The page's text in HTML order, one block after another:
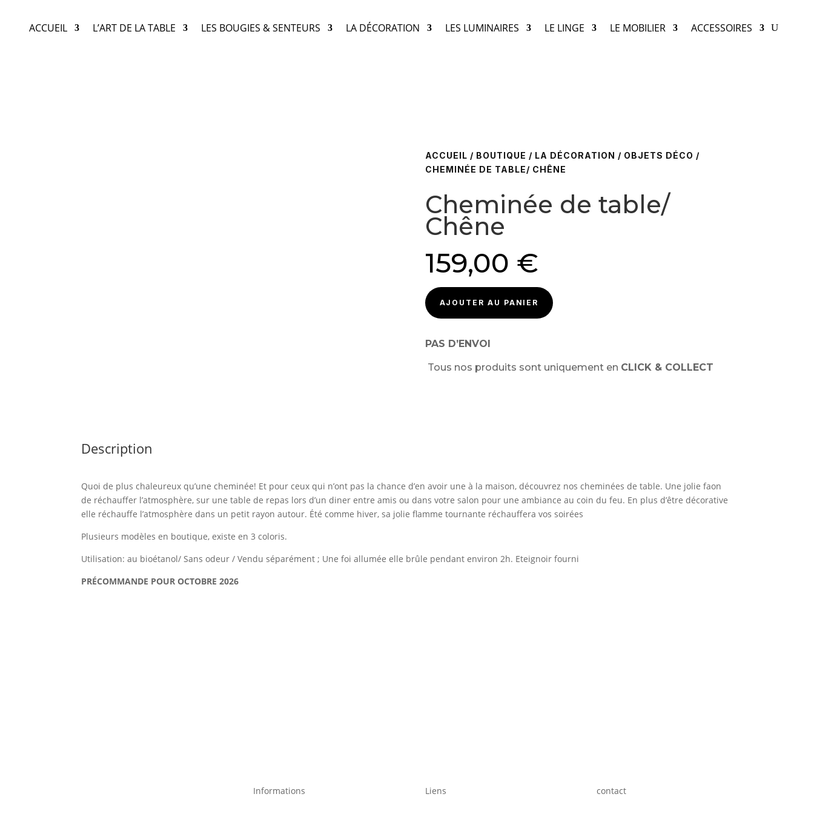
ACCUEIL L’ART DE LA TABLE LES BOUGIES & SENTEURS LA DÉCORATION LES LUMINAIRES LE LINGE LE MOBILIER ACCESSOIRES
ACCUEIL / BOUTIQUE / LA DÉCORATION / OBJETS DÉCO /
CHEMINÉE DE TABLE/ CHÊNE
Cheminée de table/
Chêne
159,00 €
AJOUTER AU PANIER
PAS D’ENVOI
Tous nos produits sont uniquement en CLICK & COLLECT
Description
Quoi de plus chaleureux qu’une cheminée! Et pour ceux qui n’ont pas la chance d’en avoir une à la maison, découvrez nos cheminées de table. Une jolie faon
de réchauffer l’atmosphère, sur une table de repas lors d’un diner entre amis ou dans votre salon pour une ambiance au coin du feu. En plus d’être décorative
elle réchauffe l’atmosphère dans un petit rayon autour. Été comme hiver, sa jolie flamme tournante réchauffera vos soirées
Plusieurs modèles en boutique, existe en 3 coloris.
Utilisation: au bioétanol/ Sans odeur / Vendu séparément ; Une foi allumée elle brûle pendant environ 2h. Eteignoir fourni
PRÉCOMMANDE POUR OCTOBRE 2026
Informations Liens contact